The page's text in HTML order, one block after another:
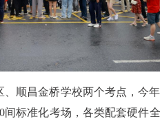
顺昌金桥学校两个考点，今
标准化考场，各类配套硬件